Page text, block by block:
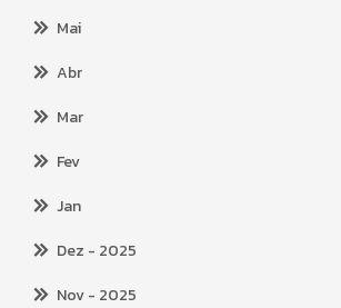
Mai
Abr
Mar
Fev
Jan
Dez - 2025
Nov- 2025